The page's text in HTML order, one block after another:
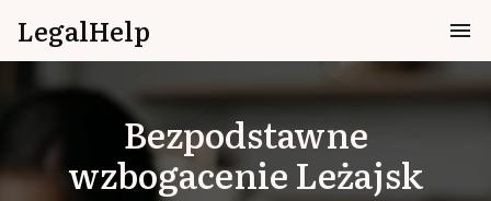
LegalHelp
Bezpodstawne
wzbogacenieLeżajsk